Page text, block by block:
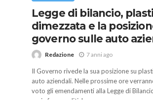
Legge di bilancio,
dimezzata e la
governo sulle auto
Redazione 7 anni ago
Il Governo rivede la sua posizione su
auto aziendali. Nelle prossime ore
voto gli emendamenti alla Legge di
varie forze politiche.